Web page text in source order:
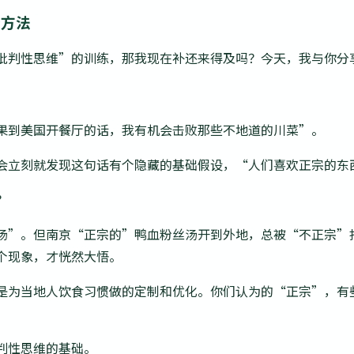
法
性思维”的训练，那我现在补还来得及吗？今天，我与你分
美国开餐厅的话，我有机会击败那些不地道的川菜”。
立刻就发现这句话有个隐藏的基础假设，“人们喜欢正宗的
”。但南京“正宗的”鸭血粉丝汤开到外地，总被“不正宗”
象，才恍然大悟。
当地人饮食习惯做的定制和优化。你们认为的“正宗”，有
思维的基础。